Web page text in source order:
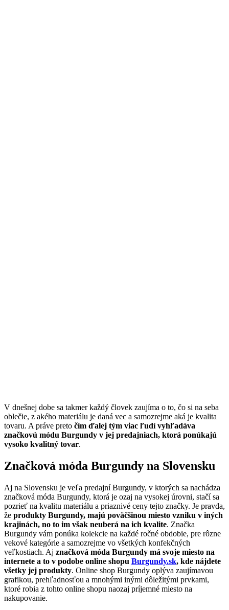
V dnešnej dobe sa takmer každý človek zaujíma o to, čo si na seba
oblečie, z akého materiálu je daná vec a samozrejme aká je kvalita
tovaru. A práve preto čím ďalej tým viac ľudí vyhľadáva
značkovú módu Burgundy v jej predajniach, ktorá ponúkajú
vysoko kvalitný tovar.
Značková móda Burgundy na Slovensku
Aj na Slovensku je veľa predajní Burgundy, v ktorých sa nachádza
značková móda Burgundy, ktorá je ozaj na vysokej úrovni, stačí sa
pozrieť na kvalitu materiálu a priaznivé ceny tejto značky. Je pravda,
že produkty Burgundy, majú poväčšinou miesto vzniku v iných
krajinách, no to im však neuberá na ich kvalite. Značka
Burgundy vám ponúka kolekcie na každé ročné obdobie, pre rôzne
vekové kategórie a samozrejme vo všetkých konfekčných
veľkostiach. Aj značková móda Burgundy má svoje miesto na
internete a to v podobe online shopu Burgundy.sk, kde nájdete
všetky jej produkty. Online shop Burgundy oplýva zaujímavou
grafikou, prehľadnosťou a mnohými inými dôležitými prvkami,
ktoré robia z tohto online shopu naozaj príjemné miesto na
nakupovanie.